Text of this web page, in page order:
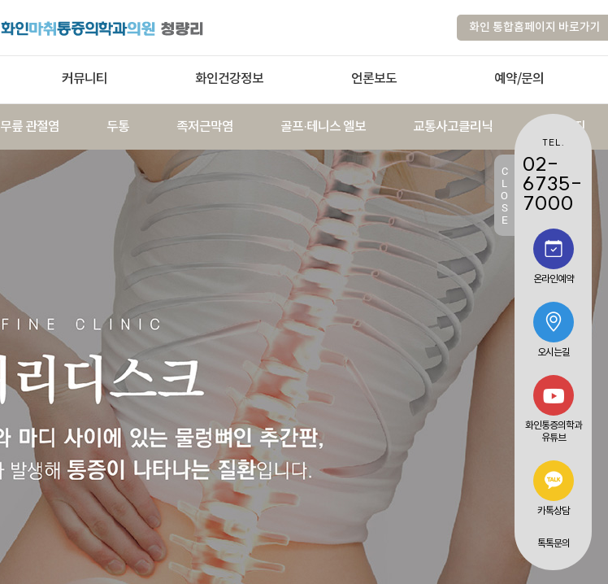
화인 통합홈페이지 바로가기
커뮤니티 화인건강정보 언론보도 예약/문의
무릎 관절염 두통 족저근막염 골프·테니스 엘보 교통사고클리닉 대상포진
C
L
O
S
E
TEL.
02-
6735-
7000
온라인예약
오시는길
화인통증의학과
유튜브
카톡상담
톡톡문의